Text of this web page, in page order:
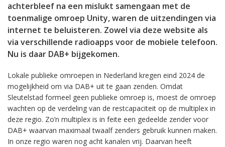
achterbleef na een mislukt samengaan met de
toenmalige omroep Unity, waren de uitzendingen via
internet te beluisteren. Zowel via deze website als
via verschillende radioapps voor de mobiele telefoon.
Nu is daar DAB+ bijgekomen.
Lokale publieke omroepen in Nederland kregen eind 2024 de
mogelijkheid om via DAB+ uit te gaan zenden. Omdat
Sleutelstad formeel geen publieke omroep is, moest de omroep
wachten op de verdeling van de restcapaciteit op de multiplex in
deze regio. Zo’n multiplex is in feite een gedeelde zender voor
DAB+ waarvan maximaal twaalf zenders gebruik kunnen maken.
In onze regio waren nog acht kanalen vrij. Daarvan heeft